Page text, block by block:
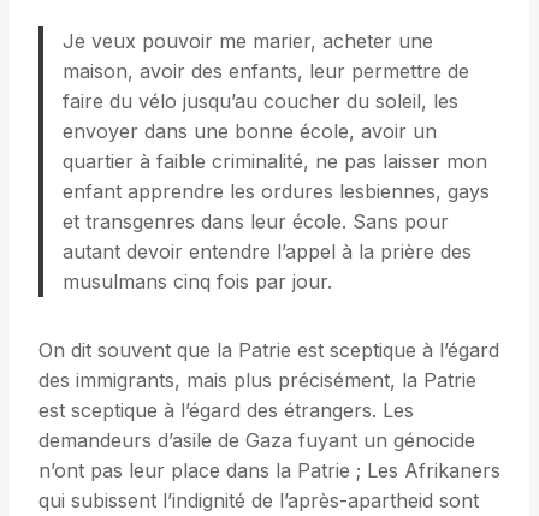
Je veux pouvoir me marier, acheter une
maison, avoir des enfants, leur permettre de
faire du vélo jusqu’au coucher du soleil, les
envoyer dans une bonne école, avoir un
quartier à faible criminalité, ne pas laisser mon
enfant apprendre les ordures lesbiennes, gays
et transgenres dans leur école. Sans pour
autant devoir entendre l’appel à la prière des
musulmans cinq fois par jour.
On dit souvent que la Patrie est sceptique à l’égard
des immigrants, mais plus précisément, la Patrie
est sceptique à l’égard des étrangers. Les
demandeurs d’asile de Gaza fuyant un génocide
n’ont pas leur place dans la Patrie ; Les Afrikaners
qui subissent l’indignité de l’après-apartheid sont